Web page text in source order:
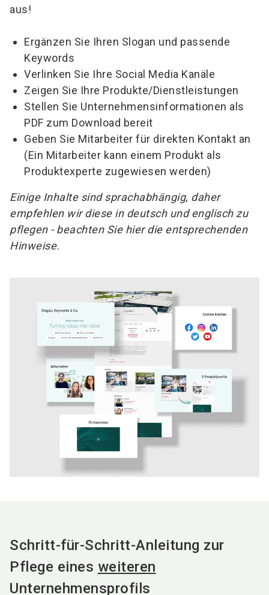
aus!
Ergänzen Sie Ihren Slogan und passende
Keywords
Verlinken Sie Ihre Social Media Kanäle
Zeigen Sie Ihre Produkte/Dienstleistungen
Stellen Sie Unternehmensinformationen als
PDF zum Download bereit
Geben Sie Mitarbeiter für direkten Kontakt an
(Ein Mitarbeiter kann einem Produkt als
Produktexperte zugewiesen werden)
Einige Inhalte sind sprachabhängig, daher
empfehlen wir diese in deutsch und englisch zu
pflegen - beachten Sie hier die entsprechenden
Hinweise.
Schritt-für-Schritt-Anleitung zur
Pflege eines weiteren
Unternehmensprofils